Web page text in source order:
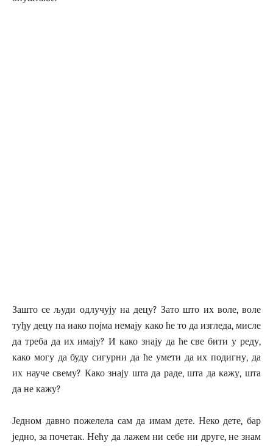
Зашто се људи одлучују на децу? Зато што их воле, воле
туђу децу па иако појма немају како ће то да изгледа, мисле
да треба да их имају? И како знају да ће све бити у реду,
како могу да буду сигурни да ће умети да их подигну, да
их науче свему? Како знају шта да раде, шта да кажу, шта
да не кажу?
Једном давно пожелела сам да имам дете. Неко дете, бар
једно, за почетак. Нећу да лажем ни себе ни друге, не знам